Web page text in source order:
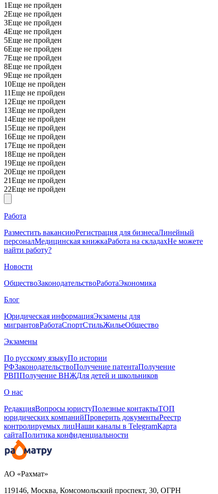
1Еще не пройден
2Еще не пройден
3Еще не пройден
4Еще не пройден
5Еще не пройден
6Еще не пройден
7Еще не пройден
8Еще не пройден
9Еще не пройден
10Еще не пройден
11Еще не пройден
12Еще не пройден
13Еще не пройден
14Еще не пройден
15Еще не пройден
16Еще не пройден
17Еще не пройден
18Еще не пройден
19Еще не пройден
20Еще не пройден
21Еще не пройден
22Еще не пройден
Работа
Разместить вакансиюРегистрация для бизнесаЛинейный
персоналМедицинская книжкаРабота на складахНе можете
найти работу?
Новости
ОбществоЗаконодательствоРаботаЭкономика
Блог
Юридическая информацияЭкзамены для
мигрантовРаботаСпортСтильЖильеОбщество
Экзамены
По русскому языкуПо истории
РФЗаконодательствоПолучение патентаПолучение
РВППолучение ВНЖДля детей и школьников
О нас
РедакцияВопросы юристуПолезные контактыТОП
юридических компанийПроверить документыРеестр
контролируемых лицНаши каналы в TelegramКарта
сайтаПолитика конфиденциальности
АО «Рахмат»
119146, Москва, Комсомольский проспект, 30, ОГРН